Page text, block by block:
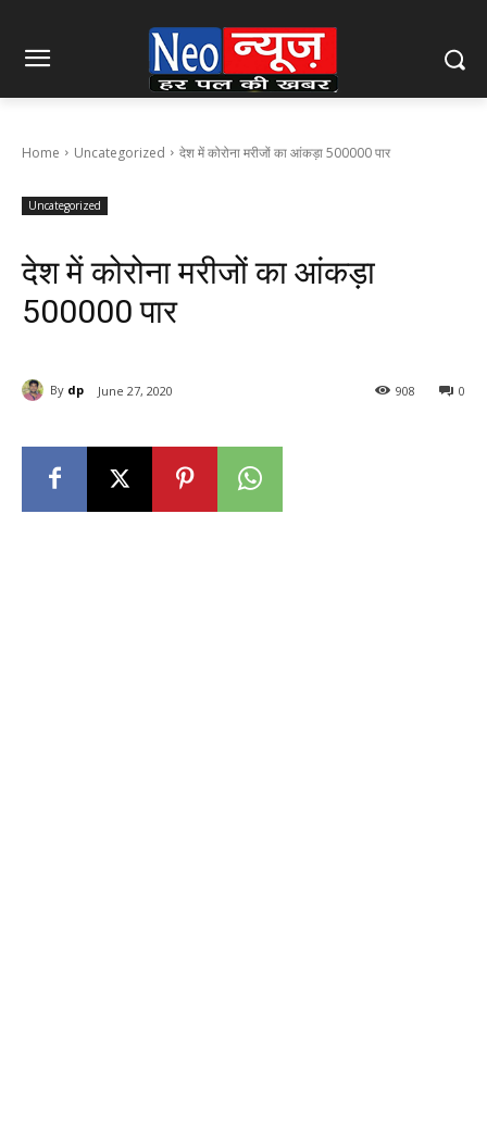
Home Uncategorized देश में कोरोना मरीजों का आंकड़ा 500000 पार
Uncategorized
देश में कोरोना मरीजों का आंकड़ा
500000 पार
By dp June 27, 2020 0
908